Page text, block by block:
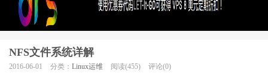
NFS文件系统详解
2016-06-01 分类： Linux运维 阅读(455) 评论(0)